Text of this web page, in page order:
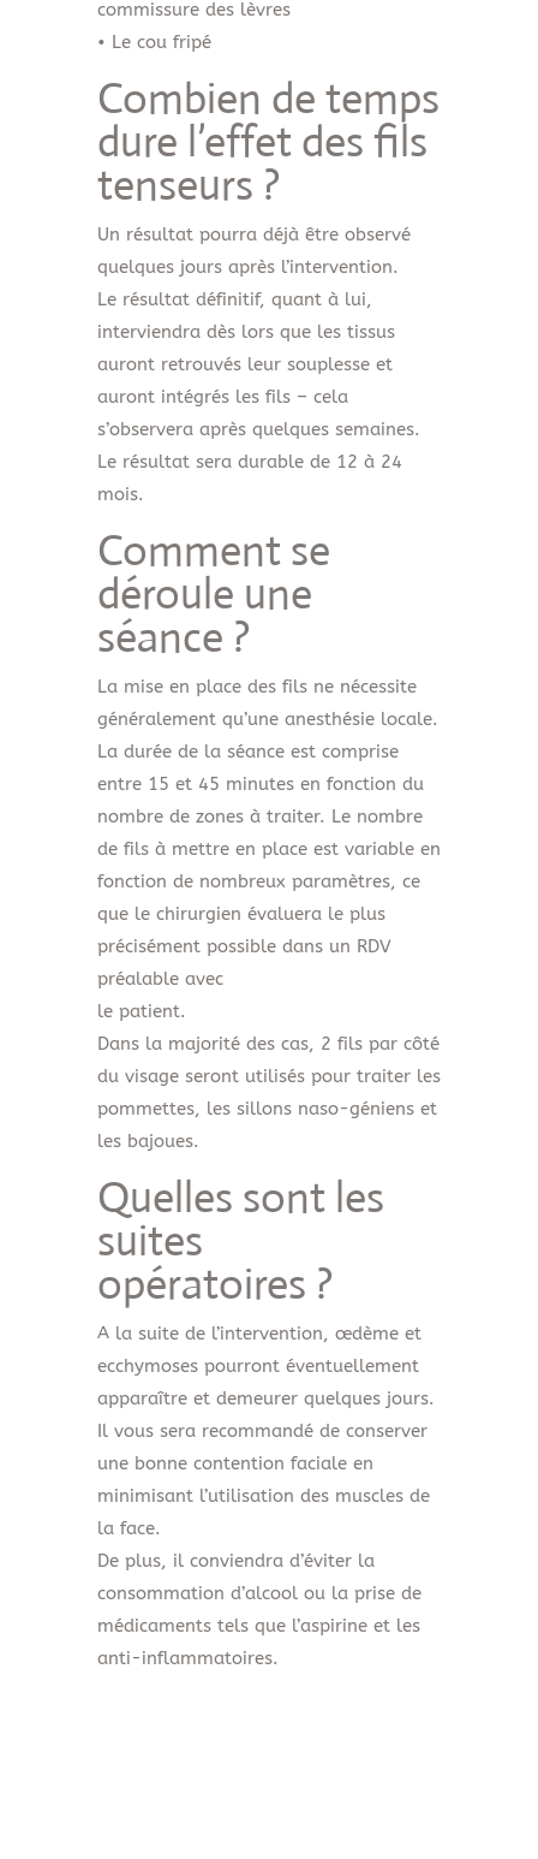
commissure des lèvres
• Le cou fripé
Combien de temps
dure l’effet des fils
tenseurs ?
Un résultat pourra déjà être observé
quelques jours après l’intervention.
Le résultat définitif, quant à lui,
interviendra dès lors que les tissus
auront retrouvés leur souplesse et
auront intégrés les fils – cela
s’observera après quelques semaines.
Le résultat sera durable de 12 à 24
mois.
Comment se
déroule une
séance ?
La mise en place des fils ne nécessite
généralement qu’une anesthésie locale.
La durée de la séance est comprise
entre 15 et 45 minutes en fonction du
nombre de zones à traiter. Le nombre
de fils à mettre en place est variable en
fonction de nombreux paramètres, ce
que le chirurgien évaluera le plus
précisément possible dans un RDV
préalable avec
le patient.
Dans la majorité des cas, 2 fils par côté
du visage seront utilisés pour traiter les
pommettes, les sillons naso-géniens et
les bajoues.
Quelles sont les
suites
opératoires ?
A la suite de l’intervention, œdème et
ecchymoses pourront éventuellement
apparaître et demeurer quelques jours.
Il vous sera recommandé de conserver
une bonne contention faciale en
minimisant l’utilisation des muscles de
la face.
De plus, il conviendra d’éviter la
consommation d’alcool ou la prise de
médicaments tels que l’aspirine et les
anti-inflammatoires.